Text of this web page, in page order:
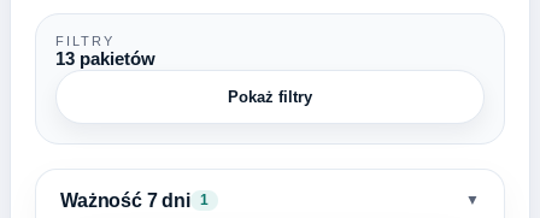
FILTRY
13 pakietów
Pokaż filtry
Ważność 7 dni 1 ▼